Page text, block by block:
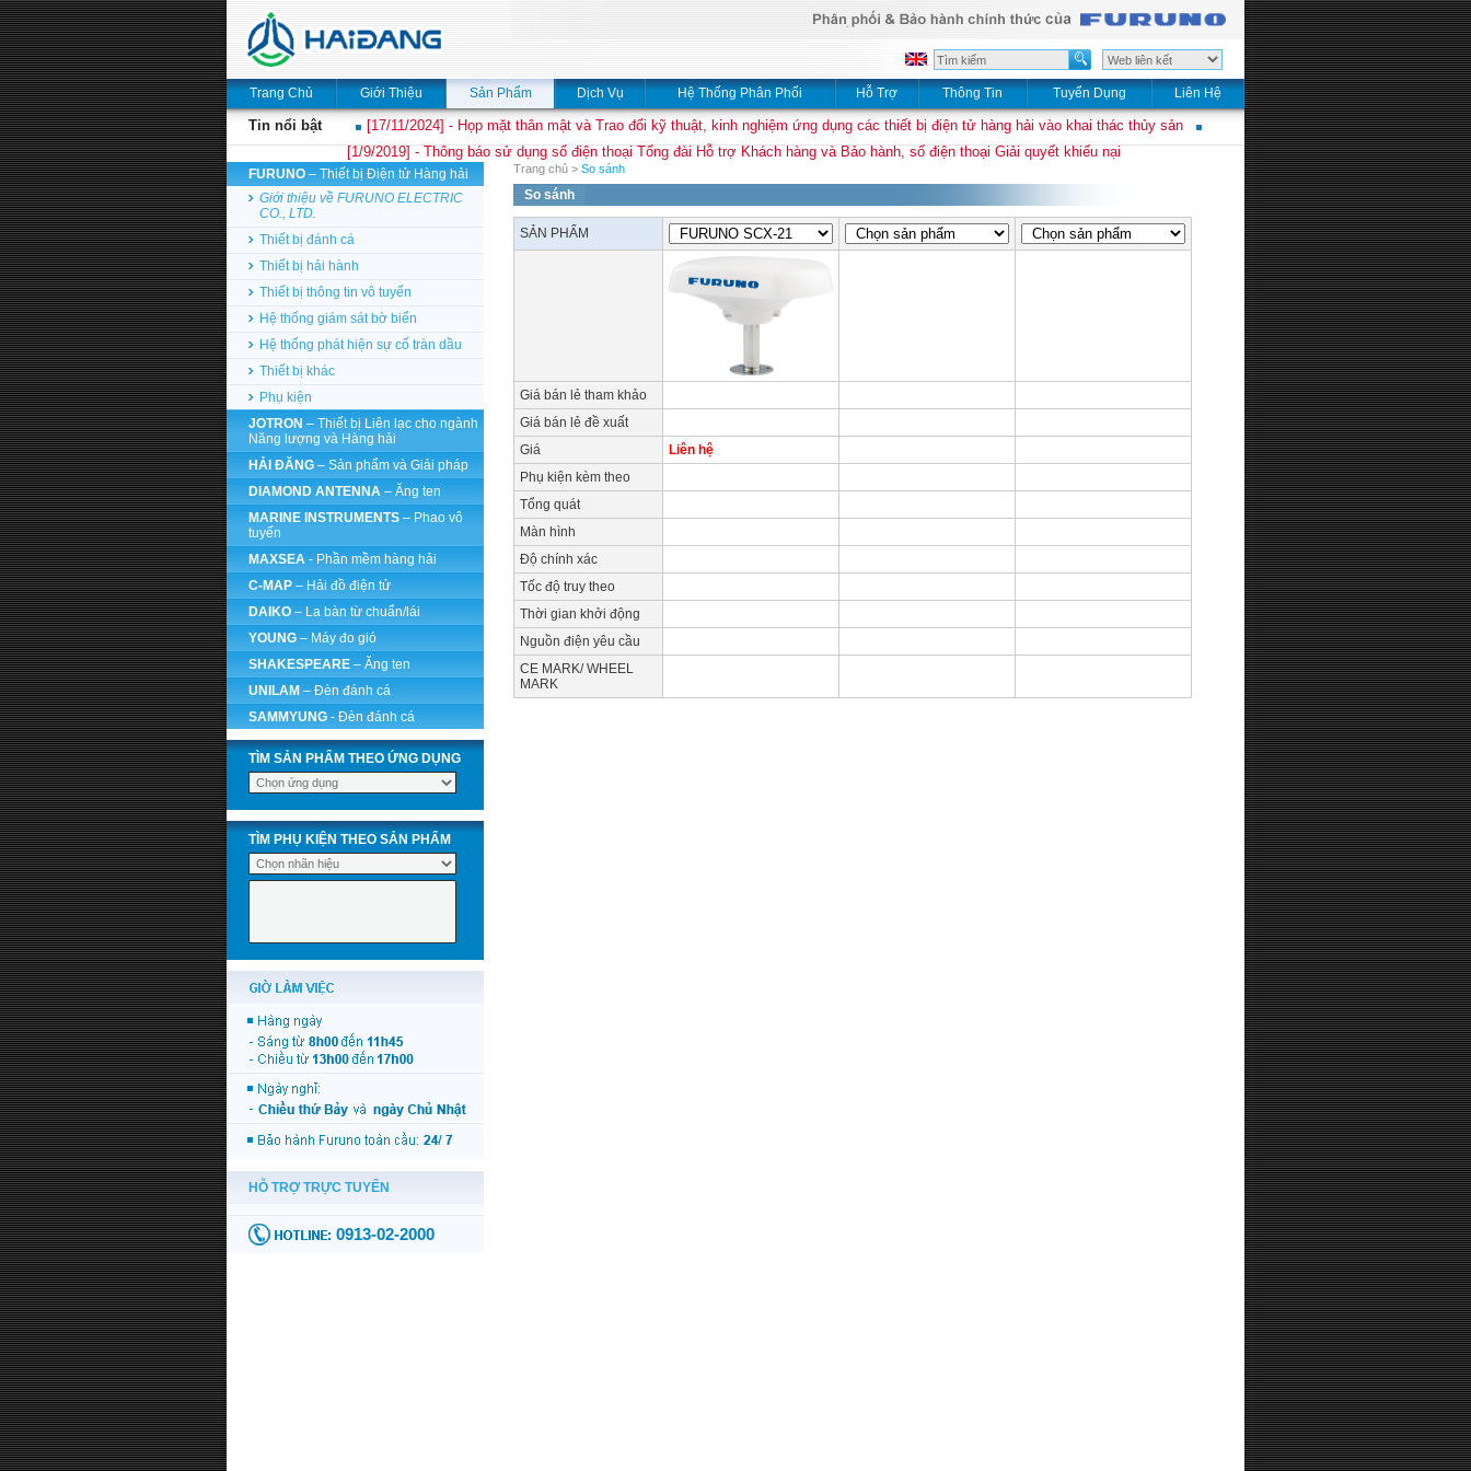
Trang Chủ Giới Thiệu Sản Phẩm Dịch Vụ Hệ Thống Phân Phối Hỗ Trợ Thông Tin Tuyển Dụng Liên Hệ
Tin nổi bật
[17/11/2024] - Họp mặt thân mật và Trao đổi kỹ thuật, kinh nghiệm ứng dụng các thiết bị điện tử hàng hải vào khai thác thủy sản
[1/9/2019] - Thông báo sử dụng số điện thoại Tổng đài Hỗ trợ Khách hàng và Bảo hành, số điện thoại Giải quyết khiếu nại
FURUNO – Thiết bị Điện tử Hàng hải
Giới thiệu về FURUNO ELECTRIC
CO., LTD.
Thiết bị đánh cá
Thiết bị hải hành
Thiết bị thông tin vô tuyến
Hệ thống giám sát bờ biển
Hệ thống phát hiện sự cố tràn dầu
Thiết bị khác
Phụ kiện
JOTRON – Thiết bị Liên lạc cho ngành
Năng lượng và Hàng hải
HẢI ĐĂNG – Sản phẩm và Giải pháp
DIAMOND ANTENNA – Ăng ten
MARINE INSTRUMENTS – Phao vô
tuyến
MAXSEA - Phần mềm hàng hải
C-MAP – Hải đồ điện tử
DAIKO – La bàn từ chuẩn/lái
YOUNG – Máy đo gió
SHAKESPEARE – Ăng ten
UNILAM – Đèn đánh cá
SAMMYUNG - Đèn đánh cá
TÌM SẢN PHẨM THEO ỨNG DỤNG
TÌM PHỤ KIỆN THEO SẢN PHẨM
Trang chủ > So sánh
So sánh
SẢN PHẨM
Giá bán lẻ tham khảo
Giá bán lẻ đề xuất
Giá
Liên hệ
Phụ kiện kèm theo
Tổng quát
Màn hình
Độ chính xác
Tốc độ truy theo
Thời gian khởi động
Nguồn điện yêu cầu
CE MARK/ WHEEL
MARK